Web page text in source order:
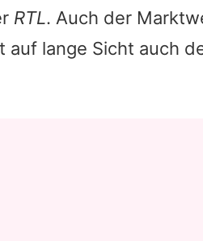
RTL. Auch der
lange Sicht auch